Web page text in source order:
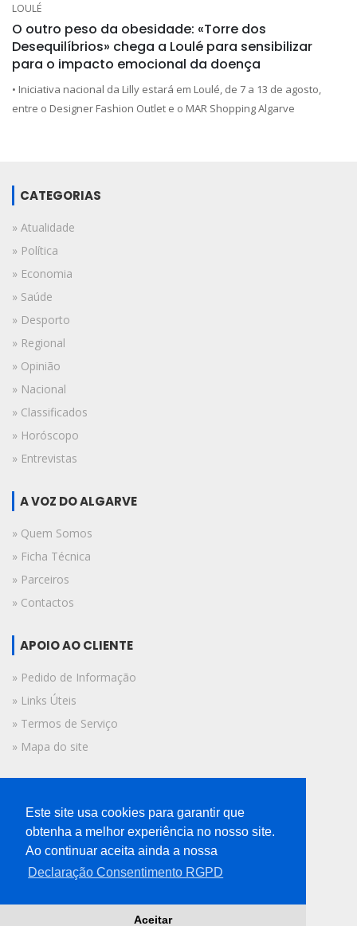
LOULÉ
O outro peso da obesidade: «Torre dos
Desequilíbrios» chega a Loulé para sensibilizar
para o impacto emocional da doença
• Iniciativa nacional da Lilly estará em Loulé, de 7 a 13 de agosto,
entre o Designer Fashion Outlet e o MAR Shopping Algarve
CATEGORIAS
» Atualidade
» Política
» Economia
» Saúde
» Desporto
» Regional
» Opinião
» Nacional
» Classificados
» Horóscopo
» Entrevistas
A VOZ DO ALGARVE
» Quem Somos
» Ficha Técnica
» Parceiros
» Contactos
APOIO AO CLIENTE
» Pedido de Informação
» Links Úteis
» Termos de Serviço
» Mapa do site
© 2019 A Voz do Algarve.
Todos os direitos reservados.
Este site usa cookies para garantir que
obtenha a melhor experiência no nosso site.
Ao continuar aceita ainda a nossa
Declaração Consentimento RGPD
Aceitar